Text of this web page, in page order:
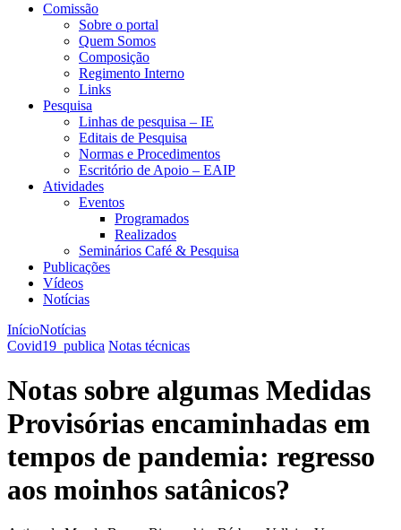
Comissão
Sobre o portal
Quem Somos
Composição
Regimento Interno
Links
Pesquisa
Linhas de pesquisa – IE
Editais de Pesquisa
Normas e Procedimentos
Escritório de Apoio – EAIP
Atividades
Eventos
Programados
Realizados
Seminários Café & Pesquisa
Publicações
Vídeos
Notícias
InícioNotícias
Covid19_publica Notas técnicas
Notas sobre algumas Medidas
Provisórias encaminhadas em
tempos de pandemia: regresso
aos moinhos satânicos?